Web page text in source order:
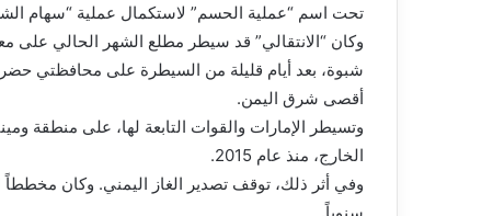
تحت اسم “عملية الحسم” لاستكمال عملية “سهام
شبوة، بعد أيام قليلة من السيطرة على محافظتي
أقصى شرق اليمن.
وتسيطر الإمارات والقوات التابعة لها، على منطقة
الخارج، منذ عام 2015.